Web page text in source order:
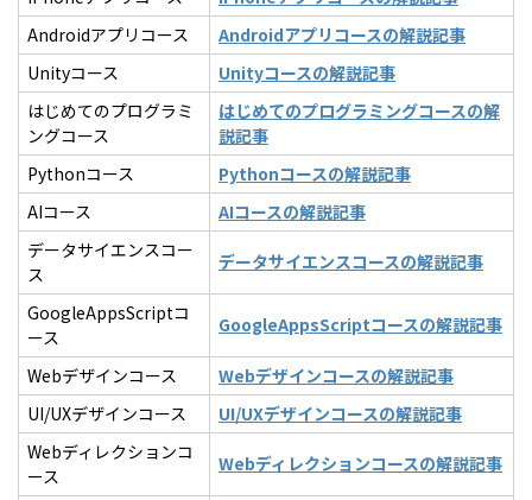
Androidアプリコース
Androidアプリコースの解説記事
Unityコース
Unityコースの解説記事
はじめてのプログラミ
ングコース
はじめてのプログラミングコースの解
説記事
Pythonコース
Pythonコースの解説記事
AIコース
AIコースの解説記事
データサイエンスコー
ス
データサイエンスコースの解説記事
GoogleAppsScriptコ
ース
GoogleAppsScriptコースの解説記事
Webデザインコース
Webデザインコースの解説記事
UI/UXデザインコース
UI/UXデザインコースの解説記事
Webディレクションコ
ース
Webディレクションコースの解説記事